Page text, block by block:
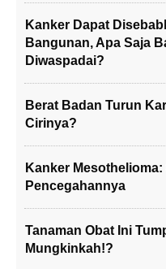
Kanker Dapat
Bangunan, Apa Saja
Diwaspadai?
Berat Badan Turun
Cirinya?
Kanker
Pencegahannya
Tanaman Obat Ini
Mungkinkah!?